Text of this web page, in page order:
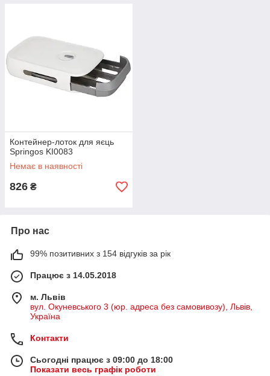
Контейнер-лоток для яєць
Springos KI0083
Немає в наявності
826 ₴
Про нас
99% позитивних з 154 відгуків за рік
Працює з 14.05.2018
м. Львів
вул. Окуневського 3 (юр. адреса без самовивозу), Львів,
Україна
Контакти
Сьогодні працює з 09:00 до 18:00
Показати весь графік роботи